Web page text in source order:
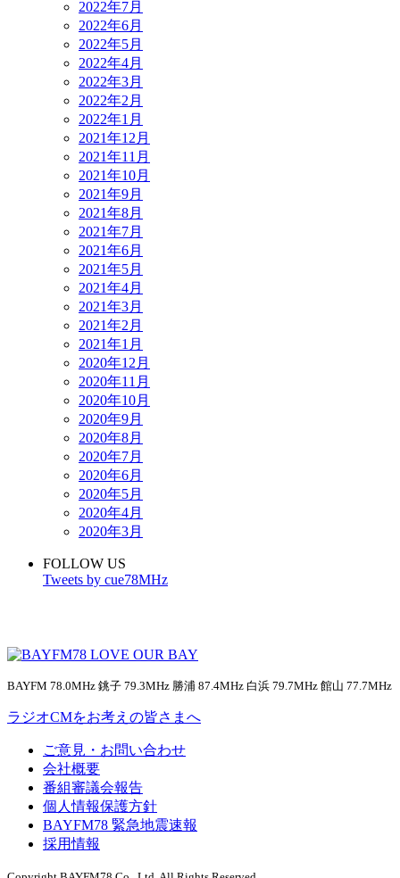
2022年7月
2022年6月
2022年5月
2022年4月
2022年3月
2022年2月
2022年1月
2021年12月
2021年11月
2021年10月
2021年9月
2021年8月
2021年7月
2021年6月
2021年5月
2021年4月
2021年3月
2021年2月
2021年1月
2020年12月
2020年11月
2020年10月
2020年9月
2020年8月
2020年7月
2020年6月
2020年5月
2020年4月
2020年3月
FOLLOW US
Tweets by cue78MHz
BAYFM 78.0MHz 銚子 79.3MHz 勝浦 87.4MHz 白浜 79.7MHz 館山 77.7MHz
ラジオCMをお考えの皆さまへ
ご意見・お問い合わせ
会社概要
番組審議会報告
個人情報保護方針
BAYFM78 緊急地震速報
採用情報